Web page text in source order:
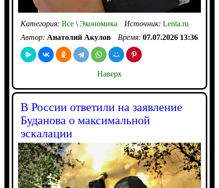
Категория: Все\Экономика Источник: Lenta.ru
Автор: Анатолий Акулов Время: 07.07.2026 13:36
Наверх
В России ответили на заявление
Буданова о максимальной
эскалации